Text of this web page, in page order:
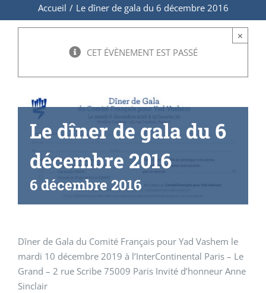
Accueil / Le dîner de gala du 6 décembre 2016
×
CET ÉVÈNEMENT EST PASSÉ
Le dîner de gala du 6
décembre 2016
6 décembre 2016
Dîner de Gala du Comité Français pour Yad Vashem le
mardi 10 décembre 2019 à l’InterContinental Paris – Le
Grand – 2 rue Scribe 75009 Paris Invité d’honneur Anne
Sinclair